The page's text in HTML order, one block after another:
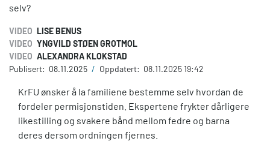
selv?
VIDEO LISE BENUS
VIDEO YNGVILD STØEN GROTMOL
VIDEO ALEXANDRA KLOKSTAD
Publisert: 08.11.2025 / Oppdatert: 08.11.2025 19:42
KrFU ønsker å la familiene bestemme selv hvordan de
fordeler permisjonstiden. Ekspertene frykter dårligere
likestilling og svakere bånd mellom fedre og barna
deres dersom ordningen fjernes.